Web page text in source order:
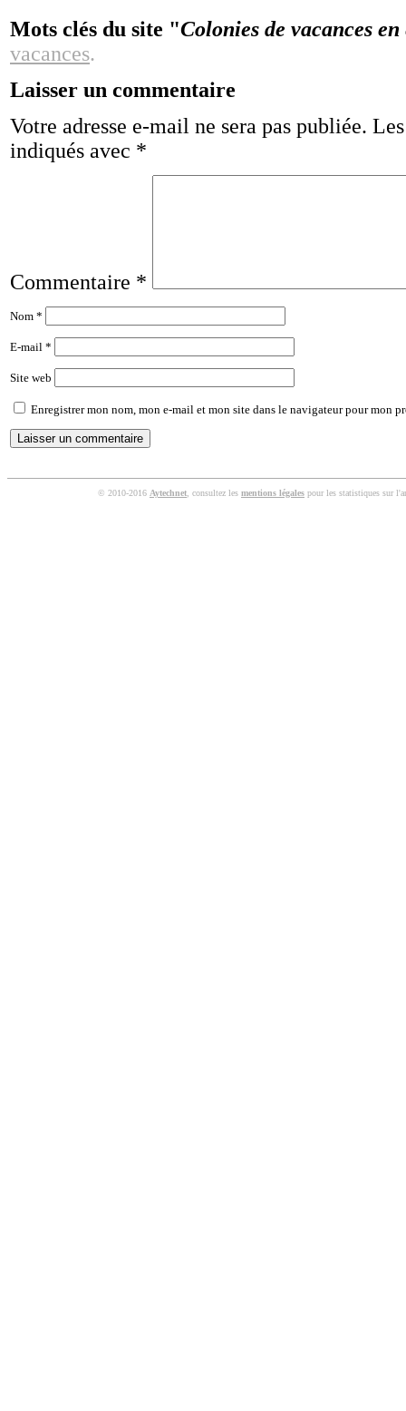
Mots clés du site "Colonies de vacances
vacances.
Laisser un commentaire
Votre adresse e-mail ne sera pas publiée.
indiqués avec *
Commentaire *
Nom *
E-mail *
Site web
Enregistrer mon nom, mon e-mail et mon site dans le navigateur pour mon
© 2010-2016 Aytechnet , consultez les mentions légales pour les statistiques sur